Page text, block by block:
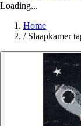
Loading...
Home
/ Slaapkamer